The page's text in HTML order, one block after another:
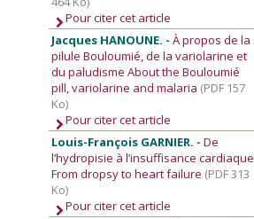
Pour citer cet article
Jacques HANOUNE. -À propos de la
pilule Bouloumié, de la variolarine et
du paludisme About the Bouloumié
pill, variolarine and malaria (PDF 157
Ko)
Pour citer cet article
Louis-François GARNIER. -De
l’hydropisie à l’insuffisance cardiaque
From dropsy to heart failure (PDF 313
Ko)
Pour citer cet article